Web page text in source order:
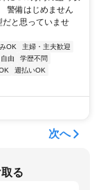
備はじめません
思っていませ
OK
主婦・主夫歓迎
由
学歴不問
週払いOK
次へ
る